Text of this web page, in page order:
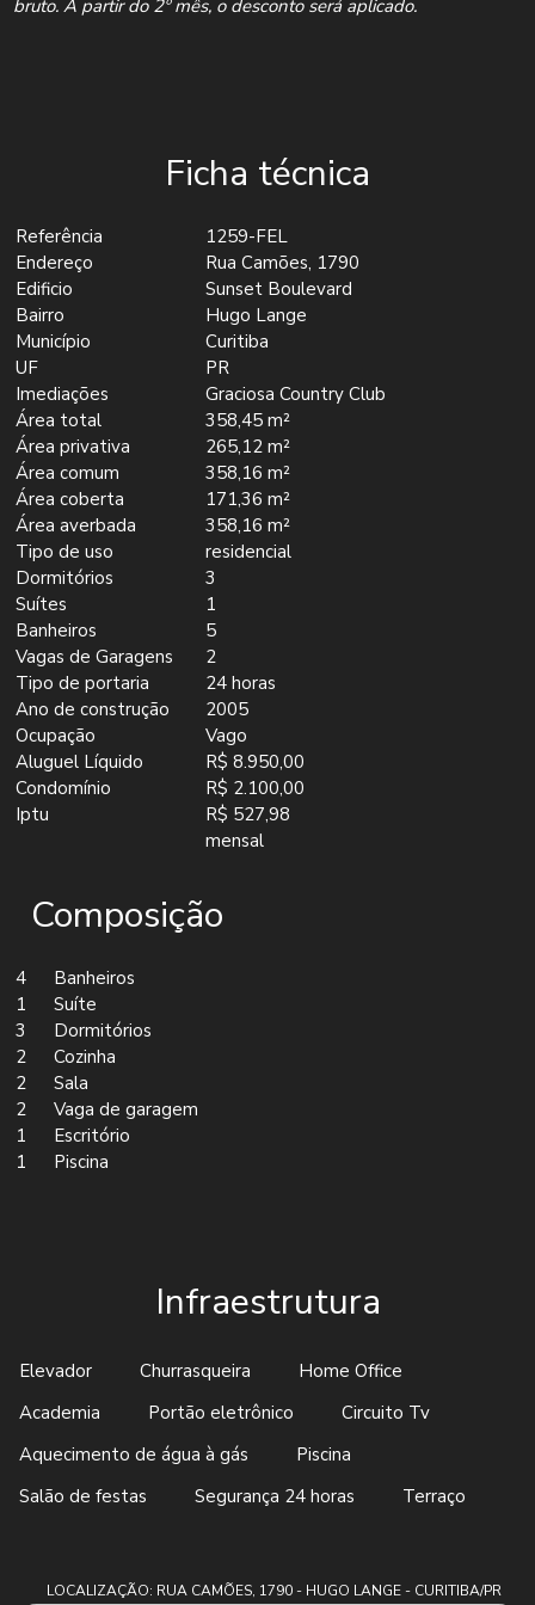
bruto. A partir do 2º mês, o desconto será aplicado.
Ficha técnica
Referência
1259-FEL
Endereço
Rua Camões, 1790
Edificio
Sunset Boulevard
Bairro
Hugo Lange
Município
Curitiba
UF
PR
Imediações
Graciosa Country Club
Área total
358,45 m²
Área privativa
265,12 m²
Área comum
358,16 m²
Área coberta
171,36 m²
Área averbada
358,16 m²
Tipo de uso
residencial
Dormitórios
3
Suítes
1
Banheiros
5
Vagas de Garagens
2
Tipo de portaria
24 horas
Ano de construção
2005
Ocupação
Vago
Aluguel Líquido
R$ 8.950,00
Condomínio
R$ 2.100,00
Iptu
R$ 527,98
mensal
Composição
4
Banheiros
1
Suíte
3
Dormitórios
2
Cozinha
2
Sala
2
Vaga de garagem
1
Escritório
1
Piscina
Infraestrutura
Elevador Churrasqueira
Home Office
Academia
Portão eletrônico
Circuito Tv
Aquecimento de água à gás
Piscina
Salão de festas
Segurança 24 horas Terraço
LOCALIZAÇÃO: RUA CAMÕES, 1790 - HUGO LANGE - CURITIBA/PR